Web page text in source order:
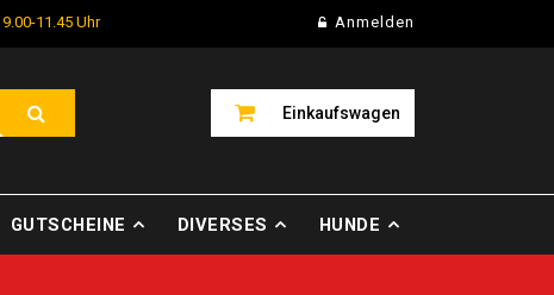
9.00-11.45 Uhr Anmelden
Einkaufswagen
GUTSCHEINE DIVERSES HUNDE